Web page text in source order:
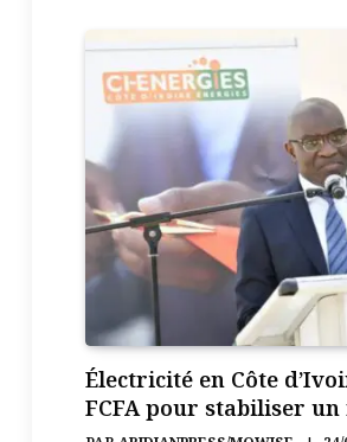
Électricité en Côte
FCFA pour stabiliser un